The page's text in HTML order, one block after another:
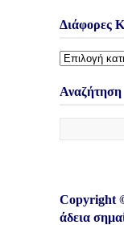
Διάφορες
Διάφορες
Άρθρων
Αναζήτηση
Copyright
άδεια